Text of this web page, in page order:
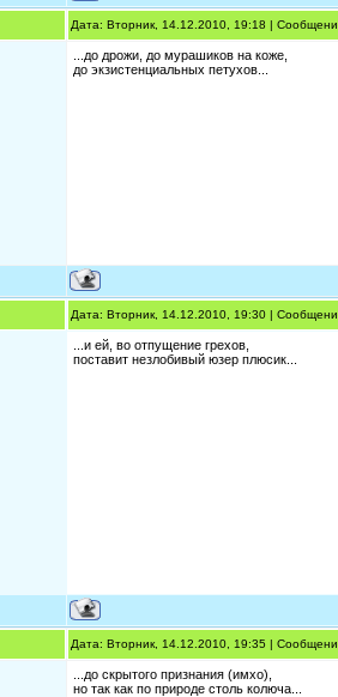
Дата: Вторник, 14.12.2010, 19:18 |
...до дрожи, до мурашиков на коже,
до экзистенциальных петухов...
Дата: Вторник, 14.12.2010, 19:30 |
...и ей, во отпущение грехов,
поставит незлобивый юзер плюсик...
Дата: Вторник, 14.12.2010, 19:35 |
...до скрытого признания (имхо),
но так как по природе столь колюча...